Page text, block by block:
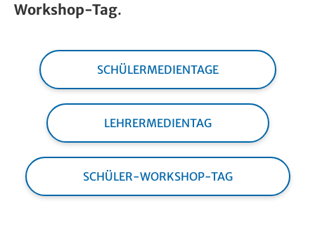
Workshop-Tag.
SCHÜLERMEDIENTAGE
LEHRERMEDIENTAG
SCHÜLER-WORKSHOP-TAG